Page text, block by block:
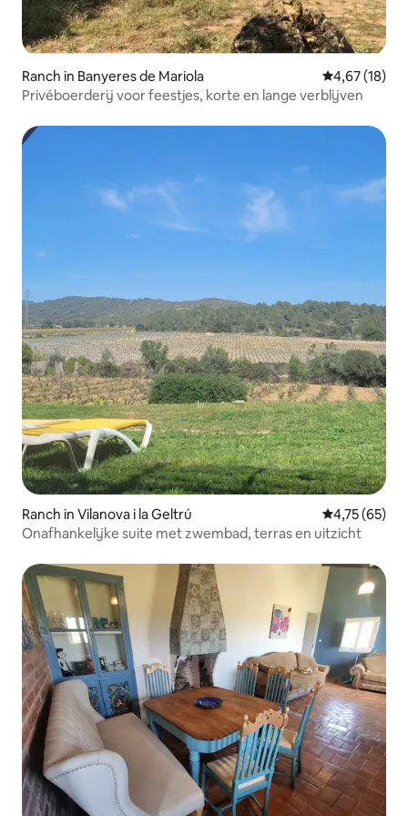
Ranch in Banyeres de Mariola Gemiddelde
4,67 (18)
Privéboerderij voor feestjes, korte en lange verblijven
Ranch in Vilanova i la Geltrú Gemiddelde
4,75 (65)
Onafhankelijke suite met zwembad, terras en uitzicht